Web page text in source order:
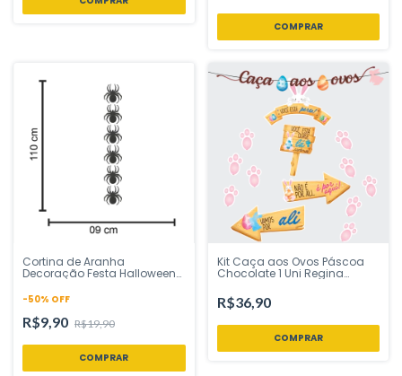
Cortina de Aranha
Decoração Festa Halloween
Festas - Inspire sua Festa
-50% OFF
R$9,90 R$19,90
Kit Caça aos Ovos Páscoa
Chocolate 1 Uni Regina
Loja
R$36,90